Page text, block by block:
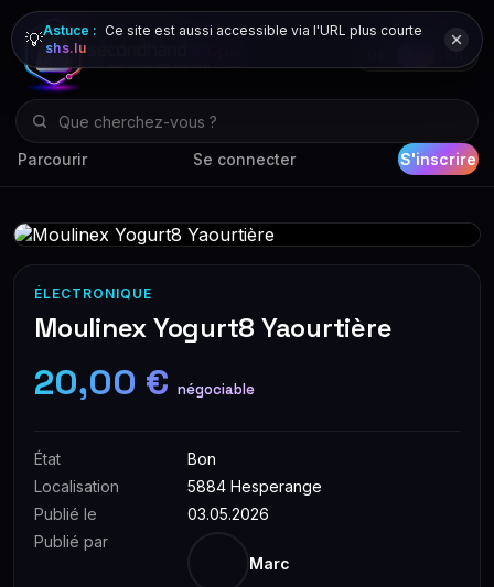
Parcourir Se connecter S'inscrire
💡Astuce : Ce site est aussi accessible via l'URL plus courte
shs.lu
ÉLECTRONIQUE
Moulinex Yogurt8 Yaourtière
20,00 € négociable
État
Bon
Localisation
5884 Hesperange
Publié le
03.05.2026
Publié par
Marc